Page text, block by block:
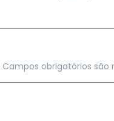
Campos obrigatórios